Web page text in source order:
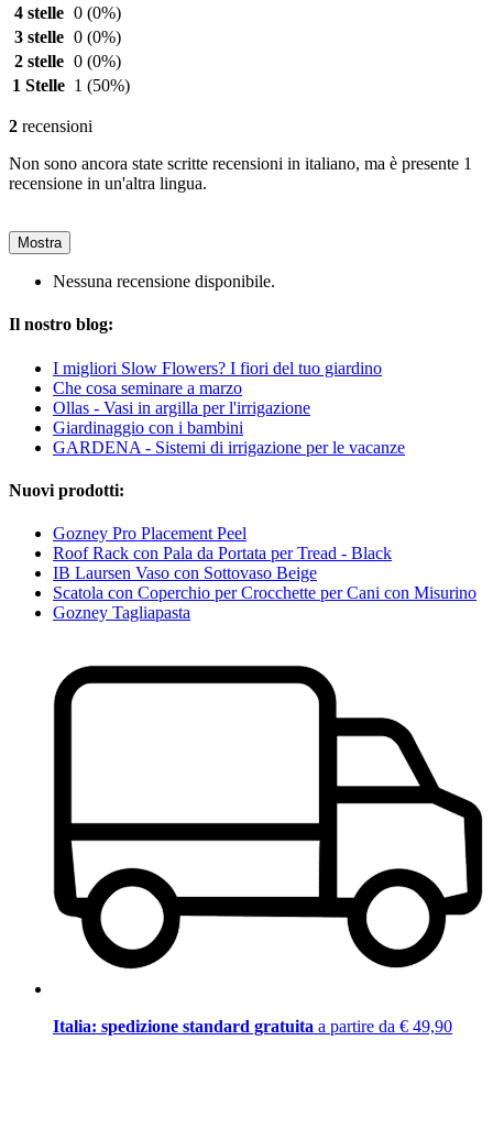
4 stelle 0 (0%)
3 stelle 0 (0%)
2 stelle 0 (0%)
1 Stelle 1 (50%)
2 recensioni
Non sono ancora state scritte recensioni in italiano, ma è presente 1
recensione in un'altra lingua.
Mostra
Nessuna recensione disponibile.
Il nostro blog:
I migliori Slow Flowers? I fiori del tuo giardino
Che cosa seminare a marzo
Ollas - Vasi in argilla per l'irrigazione
Giardinaggio con i bambini
GARDENA - Sistemi di irrigazione per le vacanze
Nuovi prodotti:
Gozney Pro Placement Peel
Roof Rack con Pala da Portata per Tread - Black
IB Laursen Vaso con Sottovaso Beige
Scatola con Coperchio per Crocchette per Cani con Misurino
Gozney Tagliapasta
Italia: spedizione standard gratuita a partire da € 49,90